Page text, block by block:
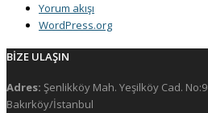
Yorum akışı
WordPress.org
BİZE ULAŞIN
Adres: Şenlikköy Mah. Yeşilköy Cad. No:9
Bakırköy/İstanbul